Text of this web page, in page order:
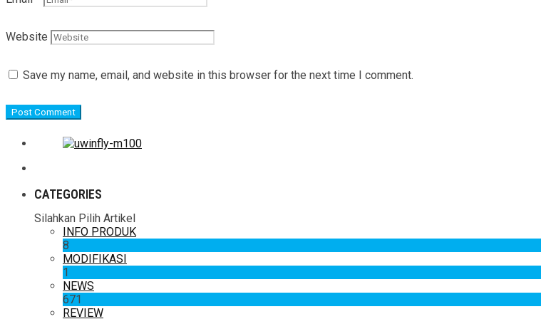
Website
Save my name, email, and website in this browser for the next time I comment.
CATEGORIES
Silahkan Pilih Artikel
INFO PRODUK
8
MODIFIKASI
1
NEWS
671
REVIEW